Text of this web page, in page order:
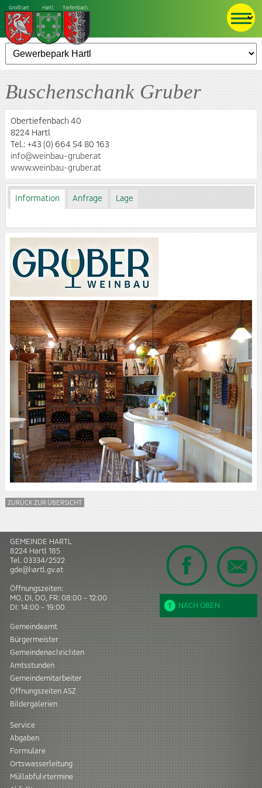
Großhart Hartl Tiefenbach
Buschenschank Gruber
Obertiefenbach 40
8224 Hartl
Tel.: +43 (0) 664 54 80 163
info@weinbau-gruber.at
www.weinbau-gruber.at
Information Anfrage Lage
ZURÜCK ZUR ÜBERSICHT
NACH OBEN
GEMEINDE HARTL
8224 Hartl185
Tel. 03334/2522
gde@hartl.gv.at
Öffnungszeiten:
MO, DI, DO, FR: 08:00 - 12:00
DI: 14:00 - 19:00
Gemeindeamt
Bürgermeister
Gemeindenachrichten
Amtsstunden
Gemeindemitarbeiter
Öffnungszeiten ASZ
Bildergalerien
Service
Abgaben
Formulare
Ortswasserleitung
Müllabfuhrtermine